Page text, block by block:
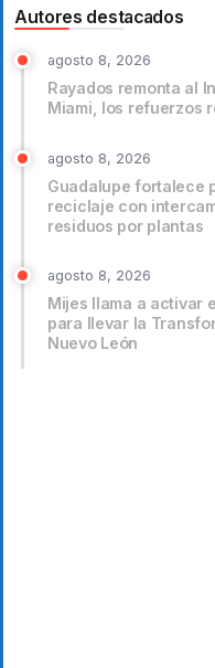
Autores destacados
agosto 8, 2026
Rayados remonta al
Miami, los refuerzos
agosto 8, 2026
Guadalupe fortalece
reciclaje con
residuos por plantas
agosto 8, 2026
Mijes llama a activar
para llevar la
Nuevo León